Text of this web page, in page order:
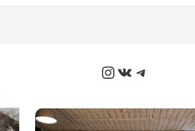
Instagram
ВКонтакте
Telegram